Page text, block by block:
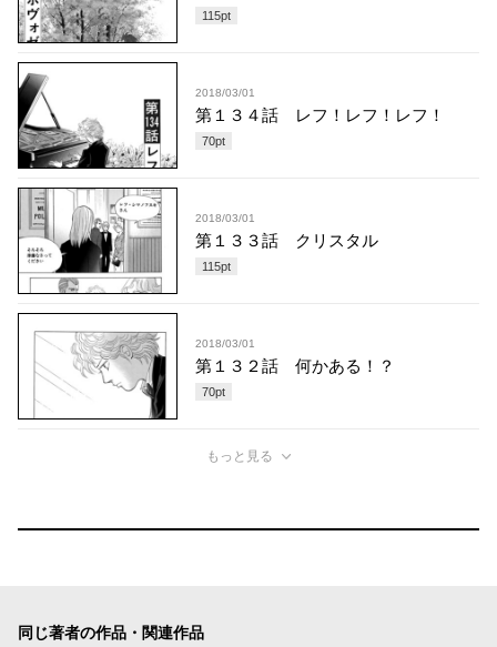
115pt
2018/03/01
第１３４話 レフ！レフ！レフ！
70pt
2018/03/01
第１３３話 クリスタル
115pt
2018/03/01
第１３２話 何かある！？
70pt
もっと見る
同じ著者の作品・関連作品